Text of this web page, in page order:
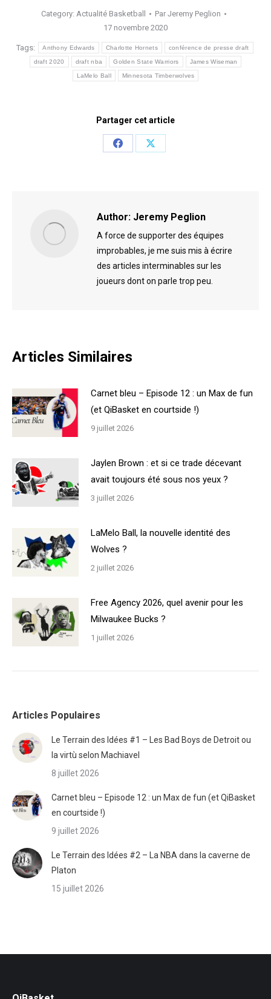
Category: Actualité Basketball Par Jeremy Peglion
17 novembre 2020
Tags: Anthony Edwards Charlotte Hornets conférence de presse draft
draft 2020 draft nba Golden State Warriors James Wiseman
LaMelo Ball Minnesota Timberwolves
Partager cet article
Share
Share
Author: Jeremy Peglion
A force de supporter des équipes
improbables, je me suis mis à écrire
des articles interminables sur les
joueurs dont on parle trop peu.
Articles Similaires
Carnet bleu – Episode 12 : un Max de fun
(et QiBasket en courtside !)
9 juillet 2026
Jaylen Brown : et si ce trade décevant
avait toujours été sous nos yeux ?
3 juillet 2026
LaMelo Ball, la nouvelle identité des
Wolves ?
2 juillet 2026
Free Agency 2026, quel avenir pour les
Milwaukee Bucks ?
1 juillet 2026
Articles Populaires
Le Terrain des Idées #1 – Les Bad Boys de Detroit ou
la virtù selon Machiavel
8 juillet 2026
Carnet bleu – Episode 12 : un Max de fun (et QiBasket
en courtside !)
9 juillet 2026
Le Terrain des Idées #2 – La NBA dans la caverne de
Platon
15 juillet 2026